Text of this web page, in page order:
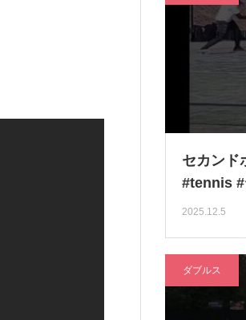
セカンド
#tennis #
2025.12.5
ダブルス